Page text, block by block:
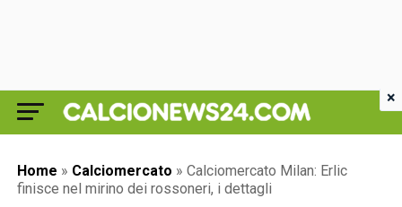
Home » Calciomercato » Calciomercato Milan: Erlic
finisce nel mirino dei rossoneri, i dettagli
×